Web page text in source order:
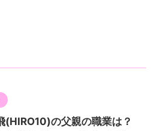
(HIRO10)の父親の職業は？